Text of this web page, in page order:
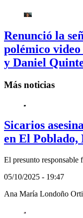
Renunció la
polémico
y Daniel
Más noticias
Sicarios
en El
El presunto
05/10/2025 - 19:47
Ana María Londoño